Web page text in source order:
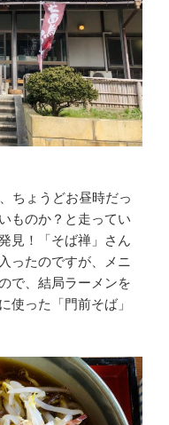
ちょうどお昼時だっ
ものか？と走ってい
見！「そば禅」さん
ったのですが、メニ
で、結局ラーメンを
使った「門前そば」